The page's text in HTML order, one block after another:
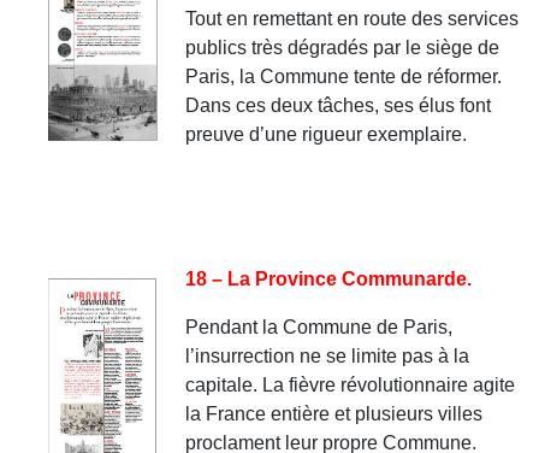
Tout en remettant en route des services
publics très dégradés par le siège de
Paris, la Commune tente de réformer.
Dans ces deux tâches, ses élus font
preuve d’une rigueur exemplaire.
18 – La Province Communarde.
Pendant la Commune de Paris,
l’insurrection ne se limite pas à la
capitale. La fièvre révolutionnaire agite
la France entière et plusieurs villes
proclament leur propre Commune.